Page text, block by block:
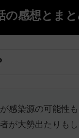
の感想とま
感染源の可能性
が大勢出たりも